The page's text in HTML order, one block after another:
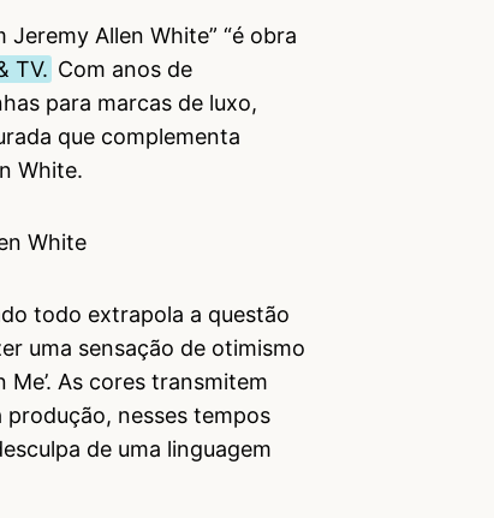
Allen White” “é obra
TV. Com anos de
para marcas de luxo,
que complementa
White.
todo extrapola a questão
uma sensação de otimismo
Me’. As cores transmitem
produção, nesses tempos
de uma linguagem